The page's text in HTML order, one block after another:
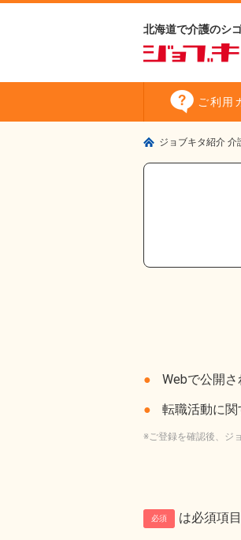
北海道で介護のシ
ご利用
ジョブキタ紹介 介
Webで公開
転職活動に
※ご登録を確認後、ジ
必須 は必須項